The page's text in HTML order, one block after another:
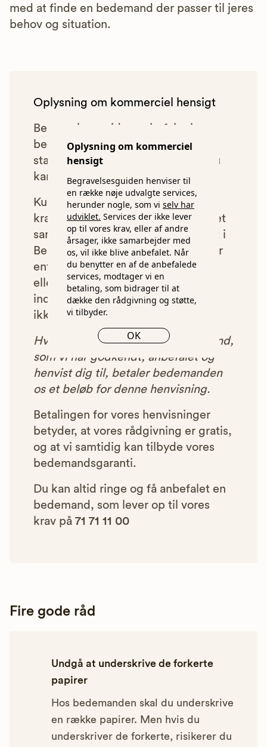
Oplysning om kommerciel
hensigt
Begravelsesguiden henviser til
en række nøje udvalgte services,
herunder nogle, som vi selv har
udviklet. Services der ikke lever
op til vores krav, eller af andre
årsager, ikke samarbejder med
os, vil ikke blive anbefalet. Når
du benytter en af de anbefalede
services, modtager vi en
betaling, som bidrager til at
dække den rådgivning og støtte,
vi tilbyder.
OK
med at finde en bedemand der passer til jeres
behov og situation.
Oplysning om kommerciel hensigt
Begravelsesguiden anbefaler kun
bedemænd, der lever op til vores
statistiske pris- og kvalitetskrav. Du
kan læse mere om vores krav
Kun bedemænd der lever op til
kravene har mulighed for at indgå et
samarbejde med os om at blive vist i
Begravelsesguiden. Bedemænd der
enten ikke lever op til vores krav,
eller som af andre årsager ikke har
indgået et samarbejde med os, vil
ikke blive vist i vores anbefalinger.
Hver gang du benytter en bedemand,
som vi har godkendt, anbefalet og
henvist dig til, betaler bedemanden
os et beløb for denne henvisning.
Betalingen for vores henvisninger
betyder, at vores rådgivning er gratis,
og at vi samtidig kan tilbyde vores
bedemandsgaranti.
Du kan altid ringe og få anbefalet en
bedemand, som lever op til vores
krav på 71 71 11 00
Fire gode råd
Undgå at underskrive de forkerte
papirer
Hos bedemanden skal du underskrive
en række papirer. Men hvis du
underskriver de forkerte, risikerer du